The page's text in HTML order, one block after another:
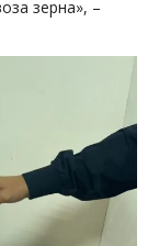
зерна», –